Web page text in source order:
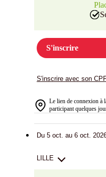
S'inscrire
S'inscrire avec son
Le lien de connexion à
participant quelques
Du 5 oct. au 6 oct.
LILLE